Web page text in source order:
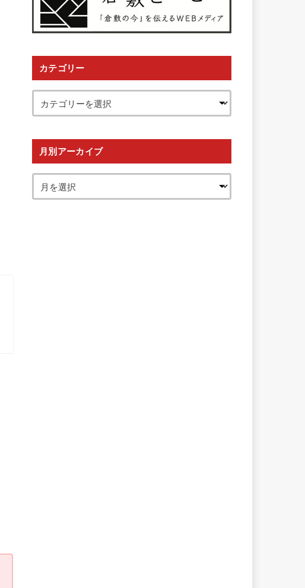
カテゴリー
月別アーカイブ